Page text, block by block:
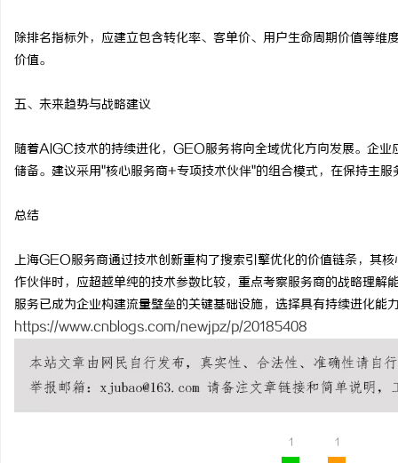
除排名指标外，应建立包含转化率、客单价、用户生命周期价值等
价值。
五、未来趋势与战略建议
随着AIGC技术的持续进化，GEO服务将向全域优化方向发展。企
储备。建议采用"核心服务商+专项技术伙伴"的组合模式，在保持主
总结
上海GEO服务商通过技术创新重构了搜索引擎优化的价值链条，其
作伙伴时，应超越单纯的技术参数比较，重点考察服务商的战略理
服务已成为企业构建流量壁垒的关键基础设施，选择具有持续进化能
https://www.cnblogs.com/newjpz/p/20185408
1 1